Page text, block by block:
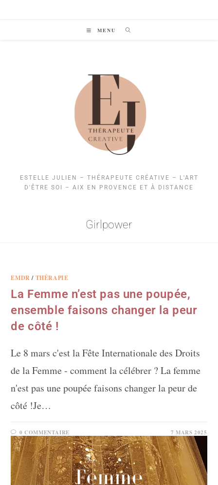
MENU
ESTELLE JULIEN – THÉRAPEUTE CRÉATIVE – L'ART
D'ÊTRE SOI – AIX EN PROVENCE ET À DISTANCE
Girlpower
EMDR/ THÉRAPIE
La Femme n’est pas une poupée,
ensemble faisons changer la peur
de côté !
Le 8 mars c'est la Fête Internationale des Droits
de la Femme - comment la célébrer ? La femme
n'est pas une poupée faisons changer la peur de
côté !Je…
0 COMMENTAIRE 7 MARS 2025